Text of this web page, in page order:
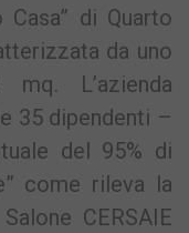
di Quarto
da uno
L’azienda
35 dipendenti –
del 95% di
come rileva la
CERSAIE